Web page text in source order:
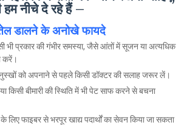
हम नीचे दे रहे हैं –
डालने के अनोखे फायदे
भी प्रकार की गंभीर समस्या, जैसे आंतों में सूजन या अत्यधिक
करें।
को अपनाने से पहले किसी डॉक्टर की सलाह जरूर लें।
किसी बीमारी की स्थिति में भी पेट साफ करने से बचना
फाइबर से भरपूर खाद्य पदार्थों का सेवन किया जा सकता